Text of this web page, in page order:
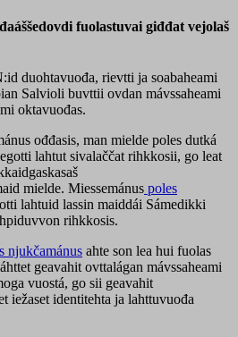
fuolastuvai giđđat vejolaš
duohtavuođa, rievtti ja soabaheami
Salvioli buvttii ovdan mávssaheami
oktavuođas.
ođđasis, man mielde poles dutká
lahtut sivalaččat rihkkosii, go leat
mielde. Miessemánus poles
lahtuid lassin maiddái Sámedikki
rihkkosis.
njukčamánus ahte son lea hui fuolas
geavahit ovttalágan mávssaheami
vuostá, go sii geavahit
iežaset identitehta ja lahttuvuođa